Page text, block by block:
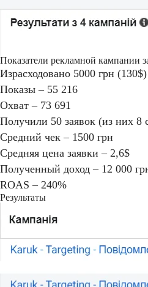
Показатели рекламной кампании
Израсходовано 5000 грн (130$)
Показы – 55 216
Охват – 73 691
Получили 50 заявок (из них 8
Средний чек – 1500 грн
Средняя цена заявки – 2,6$
Полученный доход – 12 000
ROAS – 240%
Результаты